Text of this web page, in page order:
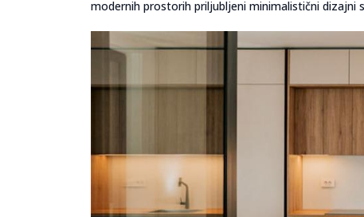
modernih prostorih priljubljeni minimalistični dizajni